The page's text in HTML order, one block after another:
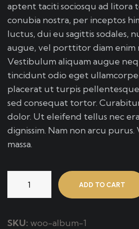
aptent taciti sociosqu ad
conubia nostra, per inceptos
luctus, dui eu sagittis sodales,
augue, vel porttitor diam enim
Vestibulum aliquam augue
tincidunt odio eget
placerat ut turpis
sed consequat tortor.
dolor. Ut eleifend tellus nec
dignissim. Nam non arcu purus.
massa.
ADD TO CART
SKU: woo-album-1